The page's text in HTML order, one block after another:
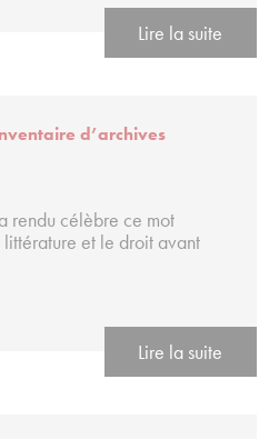
Lire la suite
d’archives
rendu célèbre ce mot
et le droit avant
Lire la suite